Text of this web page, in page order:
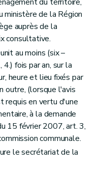
d'exécution du livre I
des modalités de fonctionnement des commissions d'aménagement du territoire
De la commission régionale et de ses sections – Décret du 27 novembre 1997, art. 4, 2., al. 2)
des sections
du territoire,
de la Région
auprès de la
consultative.
au moins (six –
fois par an, sur la
heure et lieu fixés par
outre, (lorsque l'avis
requis en vertu d'une
à la demande
15 février 2007, art. 3,
communale.
le secrétariat de la